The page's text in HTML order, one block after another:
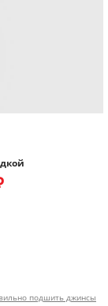
подшить джинсы